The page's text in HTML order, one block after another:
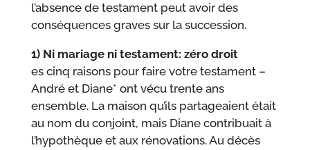
l’absence de testament peut avoir des
conséquences graves sur la succession.
1) Ni mariage ni testament: zéro droit
es cinq raisons pour faire votre testament –
André et Diane* ont vécu trente ans
ensemble. La maison qu’ils partageaient était
au nom du conjoint, mais Diane contribuait à
l’hypothèque et aux rénovations. Au décès